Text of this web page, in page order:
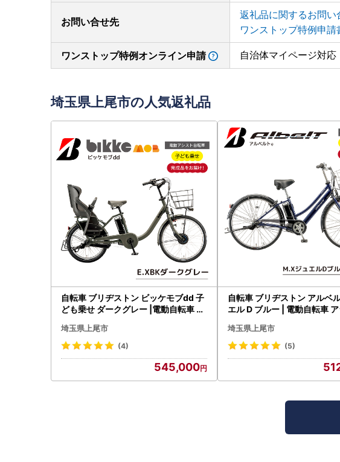
お問い合せ先
返礼品に関するお問い
ワンストップ特例申
ワンストップ特例オンライン申請 自治体マイページ対応
埼玉県上尾市の人気返礼品
自転車 ブリヂストン ビッケモブdd 子
ども乗せ ダークグレー |電動自転車 ア
埼玉県上尾市
(4)
545,000
自転車 ブリヂストン アルベルトe
エル D ブルー | 電動自転車
埼玉県上尾市
(5)